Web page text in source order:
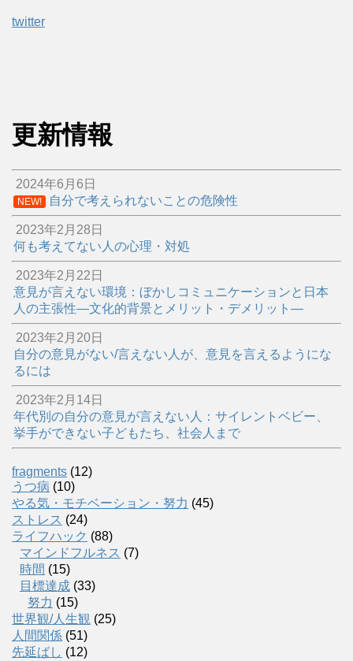
twitter
更新情報
2024年6月6日
NEW! 自分で考えられないことの危険性
2023年2月28日
何も考えてない人の心理・対処
2023年2月22日
意見が言えない環境：ぼかしコミュニケーションと日本
人の主張性―文化的背景とメリット・デメリット―
2023年2月20日
自分の意見がない/言えない人が、意見を言えるようにな
るには
2023年2月14日
年代別の自分の意見が言えない人：サイレントベビー、
挙手ができない子どもたち、社会人まで
fragments (12)
うつ病 (10)
やる気・モチベーション・努力 (45)
ストレス (24)
ライフハック (88)
マインドフルネス (7)
時間 (15)
目標達成 (33)
努力 (15)
世界観/人生観 (25)
人間関係 (51)
先延ばし (12)